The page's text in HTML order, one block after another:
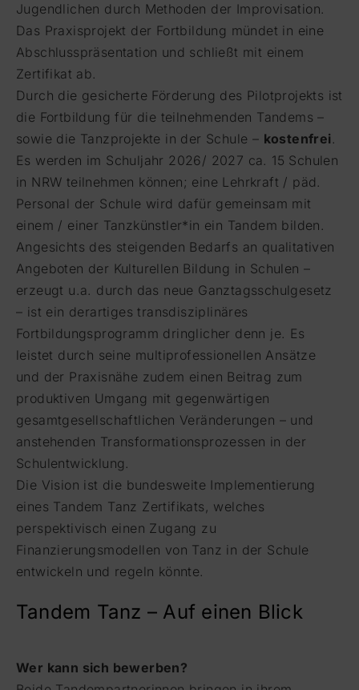
Jugendlichen durch Methoden der Improvisation.
Das Praxisprojekt der Fortbildung mündet in eine
Abschlusspräsentation und schließt mit einem
Zertifikat ab.
Durch die gesicherte Förderung des Pilotprojekts ist
die Fortbildung für die teilnehmenden Tandems –
sowie die Tanzprojekte in der Schule – kostenfrei.
Es werden im Schuljahr 2026/ 2027 ca. 15 Schulen
in NRW teilnehmen können; eine Lehrkraft / päd.
Personal der Schule wird dafür gemeinsam mit
einem / einer Tanzkünstler*in ein Tandem bilden.
Angesichts des steigenden Bedarfs an qualitativen
Angeboten der Kulturellen Bildung in Schulen –
erzeugt u.a. durch das neue Ganztagsschulgesetz
– ist ein derartiges transdisziplinäres
Fortbildungsprogramm dringlicher denn je. Es
leistet durch seine multiprofessionellen Ansätze
und der Praxisnähe zudem einen Beitrag zum
produktiven Umgang mit gegenwärtigen
gesamtgesellschaftlichen Veränderungen – und
anstehenden Transformationsprozessen in der
Schulentwicklung.
Die Vision ist die bundesweite Implementierung
eines Tandem Tanz Zertifikats, welches
perspektivisch einen Zugang zu
Finanzierungsmodellen von Tanz in der Schule
entwickeln und regeln könnte.
Tandem Tanz – Auf einen Blick
Wer kann sich bewerben?